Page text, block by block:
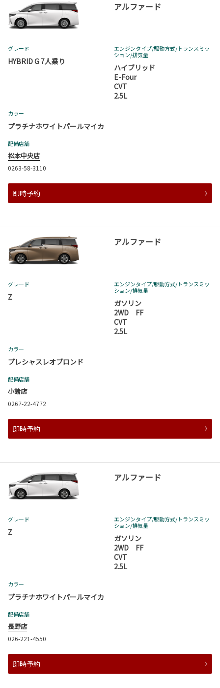
アルファード
グレード
HYBRID G 7人乗り
エンジンタイプ/駆動方式/トランスミッ
ション/排気量
ハイブリッド
E-Four
CVT
2.5L
カラー
プラチナホワイトパールマイカ
配備店舗
松本中央店
0263-58-3110
即時予約
アルファード
グレード
Z
エンジンタイプ/駆動方式/トランスミッ
ション/排気量
ガソリン
2WD FF
CVT
2.5L
カラー
プレシャスレオブロンド
配備店舗
小諸店
0267-22-4772
即時予約
アルファード
グレード
Z
エンジンタイプ/駆動方式/トランスミッ
ション/排気量
ガソリン
2WD FF
CVT
2.5L
カラー
プラチナホワイトパールマイカ
配備店舗
長野店
026-221-4550
即時予約